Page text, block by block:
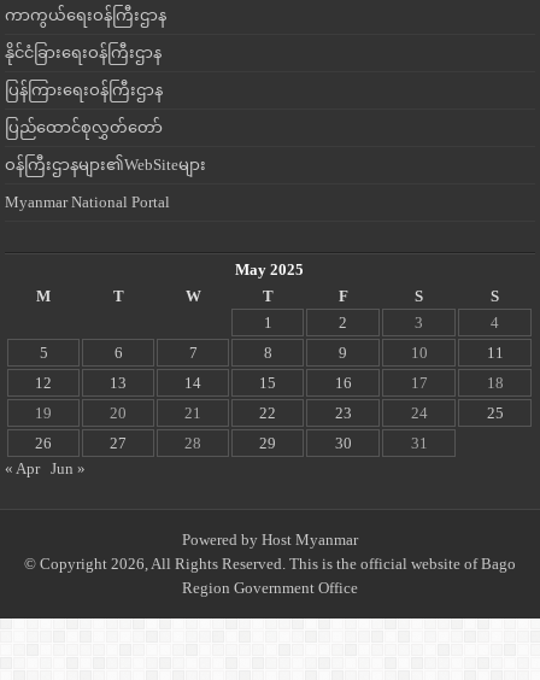
ကာကွယ်ရေးဝန်ကြီးဌာန
နိုင်ငံခြားရေးဝန်ကြီးဌာန
ပြန်ကြားရေးဝန်ကြီးဌာန
ပြည်ထောင်စုလွှတ်တော်
ဝန်ကြီးဌာနများ၏WebSiteများ
Myanmar National Portal
May 2025
M
T W T F S
S
1
2 3
4
5
6 7 8 9 10
11
12
13 14 15 16 17
18
19
20 21 22 23 24
25
26
27 28 29 30
31
« Apr Jun »
Powered by Host Myanmar
© Copyright 2026, All Rights Reserved. This is the official website of Bago
Region Government Office